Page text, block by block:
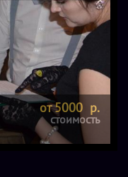
от 5000 р.
стоимость